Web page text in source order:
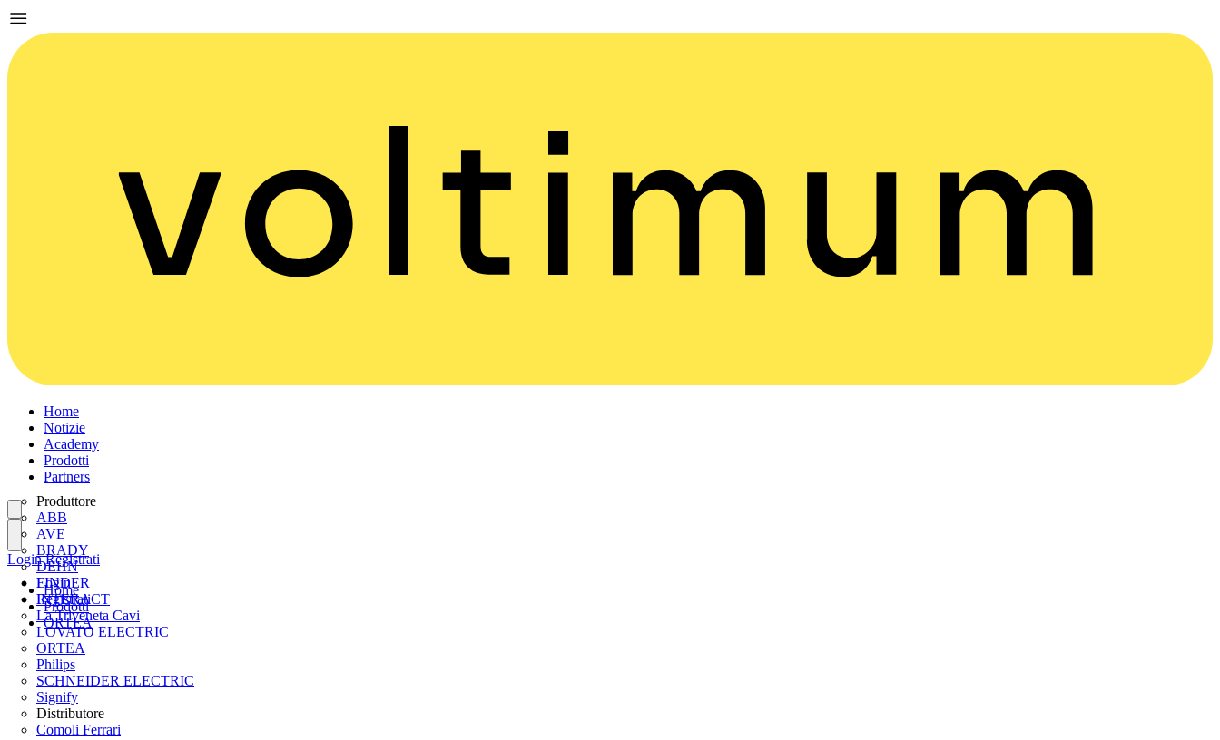
Home
Notizie
Academy
Prodotti
Partners
Produttore
ABB
AVE
BRADY
DEHN
FINDER
INTERACT
La Triveneta Cavi
LOVATO ELECTRIC
ORTEA
Philips
SCHNEIDER ELECTRIC
Signify
Distributore
Comoli Ferrari
Login
Registrati
Login Registrati
Home
Prodotti
ORTEA